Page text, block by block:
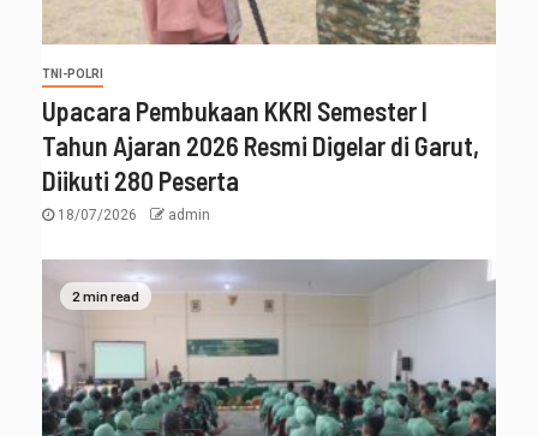
TNI-POLRI
Upacara Pembukaan KKRI Semester I
Tahun Ajaran 2026 Resmi Digelar di Garut,
Diikuti 280 Peserta
18/07/2026 admin
2 min read